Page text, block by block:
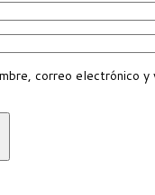
correo electrónico